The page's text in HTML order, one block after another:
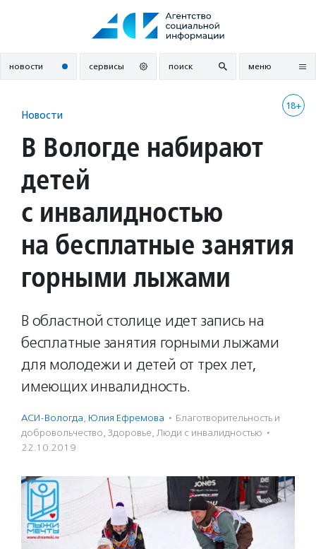
новости сервисы поиск меню
18+
Новости
В Вологде набирают
детей
с инвалидностью
на бесплатные занятия
горными лыжами
В областной столице идет запись на
бесплатные занятия горными лыжами
для молодежи и детей от трех лет,
имеющих инвалидность.
АСИ-Вологда, Юлия Ефремова · Благотвори­тель­ность и
доброволь­чест­во, Здоровье, Люди с инвалидностью ·
22.10.2019